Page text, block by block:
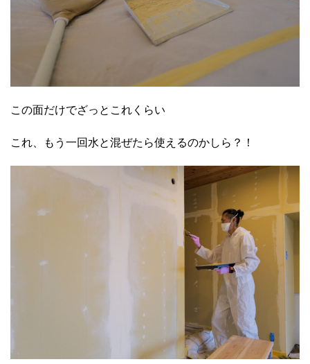
この面だけでざっとこれくらい
これ、もう一回水と混ぜたら使えるのかしら？！